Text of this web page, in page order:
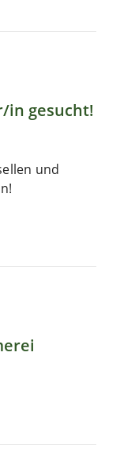
in gesucht!
und